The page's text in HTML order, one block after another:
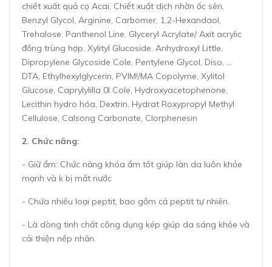
chiết xuất quả cọ Acai, Chiết xuất dịch nhờn ốc sên,
Benzyl Glycol, Arginine, Carbomer, 1,2-Hexandaol,
Trehalose, Panthenol Line, Glyceryl Acrylate/ Axit acrylic
đồng trùng hợp, Xylityl Glucoside, Anhydroxyl Little,
Dipropylene Glycoside Cole, Pentylene Glycol, Diso, ...
DTA, Ethylhexylglycerin, PVIM!/MA Copolyme, Xylitol
Glucose, Caprylylilla 0I Cole, Hydroxyacetophenone,
Lecithin hydro hóa, Dextrin, Hydrat Roxypropyl Methyl
Cellulose, Calsong Carbonate, Clorphenesin
2. Chức năng:
- Giữ ẩm: Chức năng khóa ẩm tốt giúp làn da luôn khỏe
mạnh và k bị mất nước
- Chứa nhiều loại peptit, bao gồm cả peptit tự nhiên.
- Là dòng tinh chất công dụng kép giúp da sáng khỏe và
cải thiện nếp nhăn.